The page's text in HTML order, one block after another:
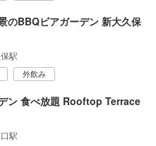
のBBQビアガーデン 新大久保
駅
外飲み
ン 食べ放題 Rooftop Terrace
駅